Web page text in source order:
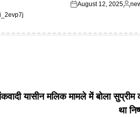
Posted
August 12, 2025
यासीन मलिक मामले में बोला सुप्रीम
था